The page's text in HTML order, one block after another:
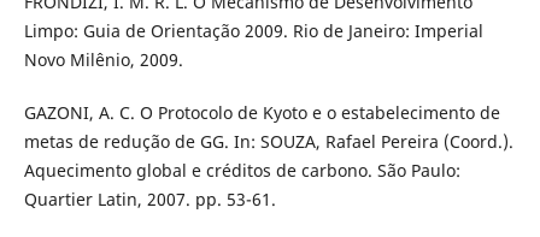
Limpo: Guia de Orientação 2009. Rio de Janeiro: Imperial
Novo Milênio, 2009.
GAZONI, A. C. O Protocolo de Kyoto e o estabelecimento de
metas de redução de GG. In: SOUZA, Rafael Pereira (Coord.).
Aquecimento global e créditos de carbono. São Paulo:
Quartier Latin, 2007. pp. 53-61.